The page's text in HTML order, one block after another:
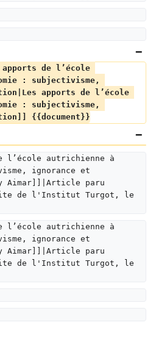
de l’école
: subjectivisme,
apports de l’école
: subjectivisme,
{{document}}
l’école autrichienne à
ignorance et
Aimar]]|Article paru
de l'Institut Turgot, le
l’école autrichienne à
ignorance et
Aimar]]|Article paru
de l'Institut Turgot, le